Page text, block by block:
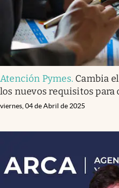
Mundial 2026
Eventos Corporativos
El Cronista Studio
Mediakit
abre en nueva pestaña
Argentina
Atención Pymes. Cambia
los nuevos requisitos para
viernes, 04 de Abril de 2025